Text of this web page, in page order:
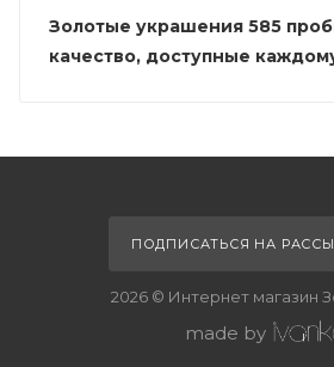
Золотые украшения 585
качество, доступные
ПОДПИСАТЬСЯ НА
2026 © Интернет магазин
made by